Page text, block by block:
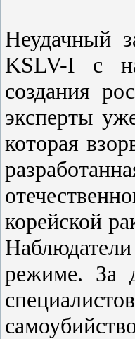
Неудачный
KSLV-I с
создания
эксперты
которая
корейской
режиме. За